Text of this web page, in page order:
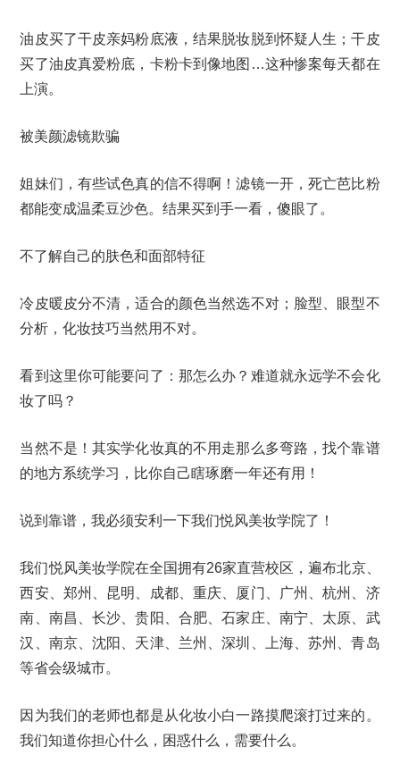
油皮买了干皮亲妈粉底液，结果脱妆脱到怀疑人生；干皮
买了油皮真爱粉底，卡粉卡到像地图…这种惨案每天都在
上演。
被美颜滤镜欺骗
姐妹们，有些试色真的信不得啊！滤镜一开，死亡芭比粉
都能变成温柔豆沙色。结果买到手一看，傻眼了。
不了解自己的肤色和面部特征
冷皮暖皮分不清，适合的颜色当然选不对；脸型、眼型不
分析，化妆技巧当然用不对。
看到这里你可能要问了：那怎么办？难道就永远学不会化
妆了吗？
当然不是！其实学化妆真的不用走那么多弯路，找个靠谱
的地方系统学习，比你自己瞎琢磨一年还有用！
说到靠谱，我必须安利一下我们悦风美妆学院了！
我们悦风美妆学院在全国拥有26家直营校区，遍布北京、
西安、郑州、昆明、成都、重庆、厦门、广州、杭州、济
南、南昌、长沙、贵阳、合肥、石家庄、南宁、太原、武
汉、南京、沈阳、天津、兰州、深圳、上海、苏州、青岛
等省会级城市。
因为我们的老师也都是从化妆小白一路摸爬滚打过来的。
我们知道你担心什么，困惑什么，需要什么。